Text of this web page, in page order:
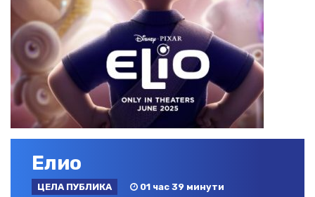
Елио
ЦЕЛА ПУБЛИКА 01 час 39 минути